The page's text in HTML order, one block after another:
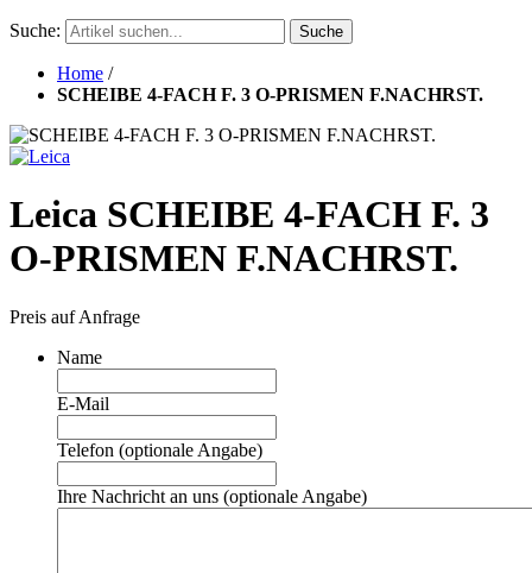
Suche: Suche
Home /
SCHEIBE 4-FACH F. 3 O-PRISMEN F.NACHRST.
Leica SCHEIBE 4-FACH F. 3
O-PRISMEN F.NACHRST.
Preis auf Anfrage
Name
E-Mail
Telefon (optionale Angabe)
Ihre Nachricht an uns (optionale Angabe)